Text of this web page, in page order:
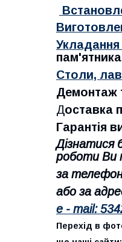
Столи,
Демонтаж
Доставка
Гарантія
Дізнатися
роботи Ви
за
або за
e - mail:
Перехід в